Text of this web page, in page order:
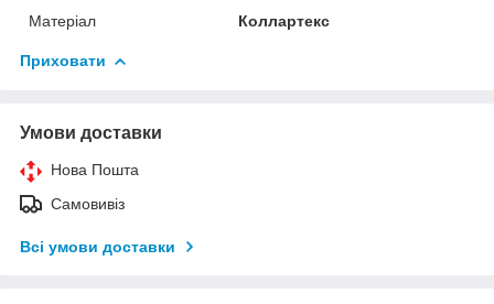
Матеріал
Коллартекс
Приховати
Умови доставки
Нова Пошта
Самовивіз
Всі умови доставки